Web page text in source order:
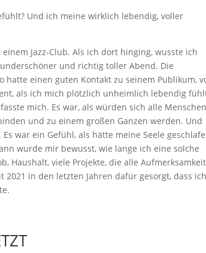
Und ich meine wirklich lebendig, voller
Jazz-Club. Als ich dort hinging, wusste ich
und richtig toller Abend. Die
einen guten Kontakt zu seinem Publikum,
als ich mich plötzlich unheimlich lebendig
mich. Es war, als würden sich alle Menschen
und zu einem großen Ganzen werden. Und
war ein Gefühl, als hätte meine Seele
wurde mir bewusst, wie lange ich eine solche
Haushalt, viele Projekte, die alle Aufmerksamkeit
in den letzten Jahren dafür gesorgt, dass ich